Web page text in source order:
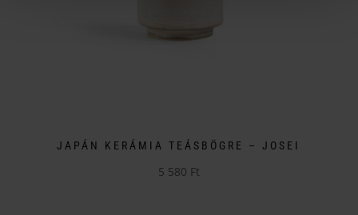
JAPÁN KERÁMIA TEÁSBÖGRE – JOSEI
5 580 Ft